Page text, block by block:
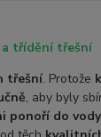
a třídění třešní
třešní. Protože
, aby byly
ponoří do vody